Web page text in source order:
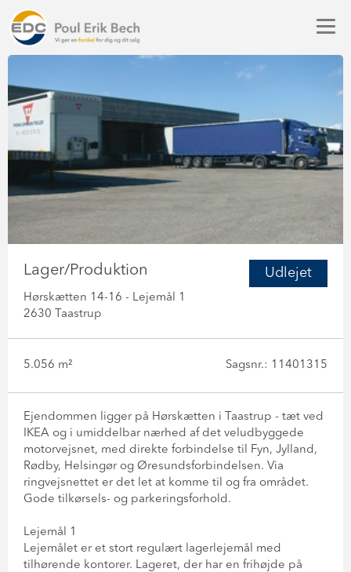
Udlejet
Lager/Produktion
Hørskætten 14-16 - Lejemål 1
2630 Taastrup
5.056 m² Sagsnr.: 11401315
Ejendommen ligger på Hørskætten i Taastrup - tæt ved
IKEA og i umiddelbar nærhed af det veludbyggede
motorvejsnet, med direkte forbindelse til Fyn, Jylland,
Rødby, Helsingør og Øresundsforbindelsen. Via
ringvejsnettet er det let at komme til og fra området.
Gode tilkørsels- og parkeringsforhold.
Lejemål 1
Lejemålet er et stort regulært lagerlejemål med
tilhørende kontorer. Lageret, der har en frihøjde på